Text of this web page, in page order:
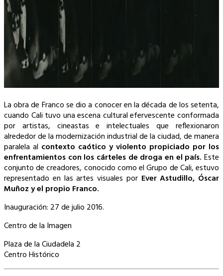
La obra de Franco se dio a conocer en la década de los setenta,
cuando Cali tuvo una escena cultural efervescente conformada
por artistas, cineastas e intelectuales que reflexionaron
alrededor de la modernización industrial de la ciudad, de manera
paralela al contexto caótico y violento propiciado por los
enfrentamientos con los cárteles de droga en el país. Este
conjunto de creadores, conocido como el Grupo de Cali, estuvo
representado en las artes visuales por Ever Astudillo, Óscar
Muñoz y el propio Franco.
Inauguración: 27 de julio 2016.
Centro de la Imagen
Plaza de la Ciudadela 2
Centro Histórico